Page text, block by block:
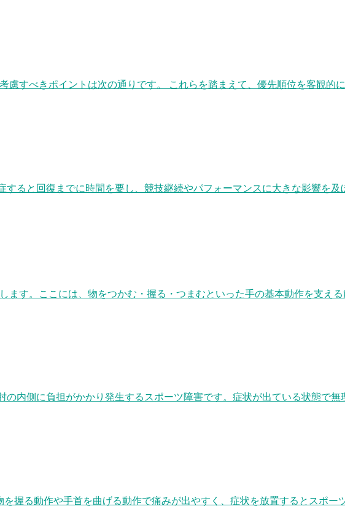
すべきポイントは次の通りです。 これらを踏まえて、優先順位を客観的
ると回復までに時間を要し、競技継続やパフォーマンスに大きな影響を
す。ここには、物をつかむ・握る・つまむといった手の基本動作を支え
内側に負担がかかり発生するスポーツ障害です。症状が出ている状態で
握る動作や手首を曲げる動作で痛みが出やすく、症状を放置するとスポー